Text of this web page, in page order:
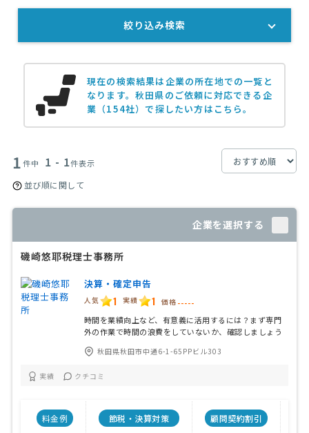
現在の検索結果は企業の所在地での一覧と
なります。秋田県のご依頼に対応できる企
業（154社）で探したい方はこちら。
1件中 1 - 1件表示
並び順に関して
企業を選択する
磯崎悠耶税理士事務所
決算・確定申告
人気 1 実績 1 価格 -----
時間を業績向上など、有意義に活用するには？まず専門
外の作業で時間の浪費をしていないか、確認しましょう
秋田県秋田市中通6-1-65PPビル303
実績 クチコミ
料金例
節税・決算対策
顧問契約割引
絞り込み検索